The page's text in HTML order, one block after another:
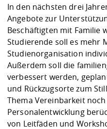
In den nächsten drei
Angebote zur
Beschäftigten mit Familie
Studierende soll es mehr
Studienorganisation
Außerdem soll die
verbessert werden,
und Rückzugsorte zum
Thema Vereinbarkeit
Personalentwicklung
von Leitfäden und